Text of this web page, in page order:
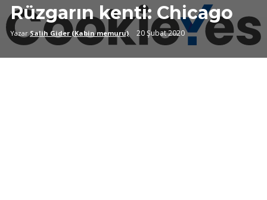
Rüzgarın kenti: Chicago
Yazar Salih Gider (Kabin memuru) 20 Şubat 2020